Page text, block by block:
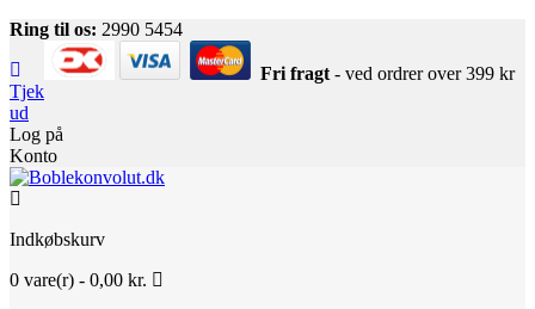
Ring til os: 2990 5454
Fri fragt - ved ordrer over 399 kr
Tjek
ud
Log på
Konto
Indkøbskurv
0 vare(r) - 0,00 kr.